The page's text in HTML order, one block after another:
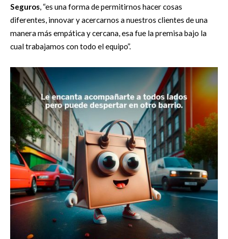
Seguros, “es una forma de permitirnos hacer cosas
diferentes, innovar y acercarnos a nuestros clientes de una
manera más empática y cercana, esa fue la premisa bajo la
cual trabajamos con todo el equipo”.